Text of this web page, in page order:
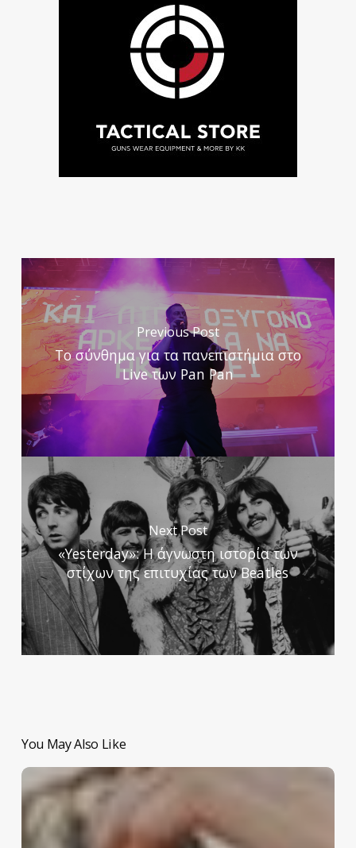
Previous Post
Το σύνθημα για τα πανεπιστήμια στο
Live των Pan Pan
Next Post
«Yesterday»: Η άγνωστη ιστορία των
στίχων της επιτυχίας των Beatles
You May Also Like